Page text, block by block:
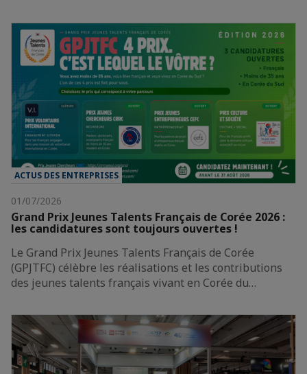
ACTUS DES ENTREPRISES
01/07/2026
Grand Prix Jeunes Talents Français de Corée 2026 :
les candidatures sont toujours ouvertes !
Le Grand Prix Jeunes Talents Français de Corée
(GPJTFC) célèbre les réalisations et les contributions
des jeunes talents français vivant en Corée du…